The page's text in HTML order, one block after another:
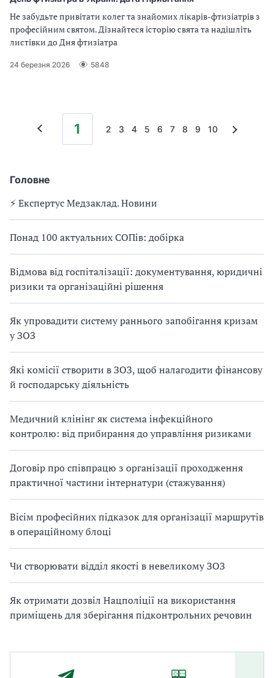
Головне
⚡️ Експертус Медзаклад. Новини
Понад 100 актуальних СОПів: добірка
Відмова від госпіталізації: документування, юридичні
ризики та організаційні рішення
Як упровадити систему раннього запобігання кризам
у ЗОЗ
Які комісії створити в ЗОЗ, щоб налагодити фінансову
й господарську діяльність
Медичний клінінг як система інфекційного
контролю: від прибирання до управління ризиками
Договір про співпрацю з організації проходження
практичної частини інтернатури (стажування)
Вісім професійних підказок для організації маршрутів
в операційному блоці
Чи створювати відділ якості в невеликому ЗОЗ
Як отримати дозвіл Нацполіції на використання
приміщень для зберігання підконтрольних речовин
Не забудьте привітати колег та знайомих лікарів-фтизіатрів з
професійним святом. Дізнайтеся історію свята та надішліть
листівки до Дня фтизіатра
24 березня 2026 5848
1 2 3 4 5 6 7 8 9 10